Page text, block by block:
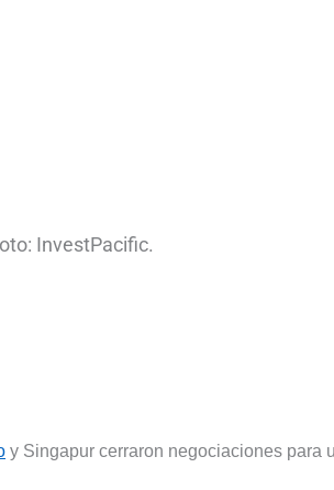
InvestPacific.
y Singapur cerraron negociaciones para